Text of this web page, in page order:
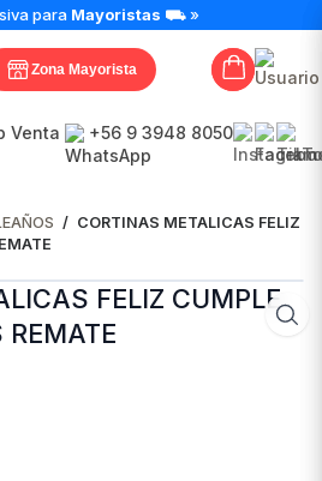
para Mayoristas ⛟ »
Zona Mayorista
Venta +56 9 3948 8050
/ CORTINAS METALICAS FELIZ
FELIZ CUMPLE